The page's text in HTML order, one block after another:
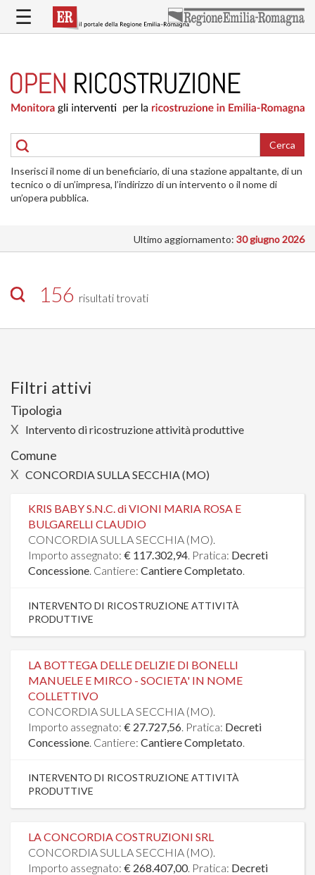
contenuto
RICOSTRUZIONE
PUBBLICA
DELLE
ABITAZIONI
RICOSTRUZIONE
ATTIVITÀ
INTERVENTI
SI
☰
Cerca
Inserisci il nome di un beneficiario, di una stazione appaltante, di un
tecnico o di un’impresa, l’indirizzo di un intervento o il nome di
un’opera pubblica.
Ultimo aggiornamento: 30 giugno 2026
156 risultati trovati
Filtri attivi
Tipologia
X Intervento di ricostruzione attività produttive
Comune
X CONCORDIA SULLA SECCHIA (MO)
KRIS BABY S.N.C. di VIONI MARIA ROSA E
BULGARELLI CLAUDIO
CONCORDIA SULLA SECCHIA (MO).
Importo assegnato: € 117.302,94. Pratica: Decreti
Concessione. Cantiere: Cantiere Completato.
INTERVENTO DI RICOSTRUZIONE ATTIVITÀ
PRODUTTIVE
LA BOTTEGA DELLE DELIZIE DI BONELLI
MANUELE E MIRCO - SOCIETA' IN NOME
COLLETTIVO
CONCORDIA SULLA SECCHIA (MO).
Importo assegnato: € 27.727,56. Pratica: Decreti
Concessione. Cantiere: Cantiere Completato.
INTERVENTO DI RICOSTRUZIONE ATTIVITÀ
PRODUTTIVE
LA CONCORDIA COSTRUZIONI SRL
CONCORDIA SULLA SECCHIA (MO).
Importo assegnato: € 268.407,00. Pratica: Decreti